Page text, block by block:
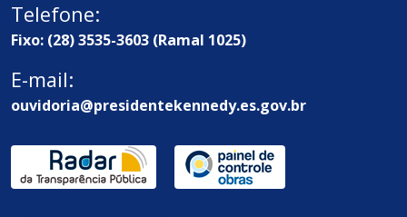
Telefone:
Fixo: (28) 3535-3603 (Ramal 1025)
E-mail:
ouvidoria@presidentekennedy.es.gov.br